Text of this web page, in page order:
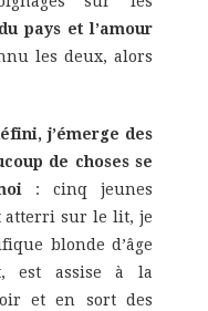
pays et l’amour
les deux, alors
j’émerge des
de choses se
: cinq jeunes
atterri sur le lit, je
blonde d’âge
est assise à la
et en sort des